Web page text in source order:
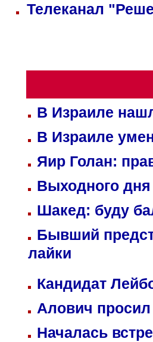
Телеканал
В Израиле
В Израиле
Яир Голан:
Выходного
Шакед: буду
Бывший
лайки
Кандидат
Алович просил
Началась